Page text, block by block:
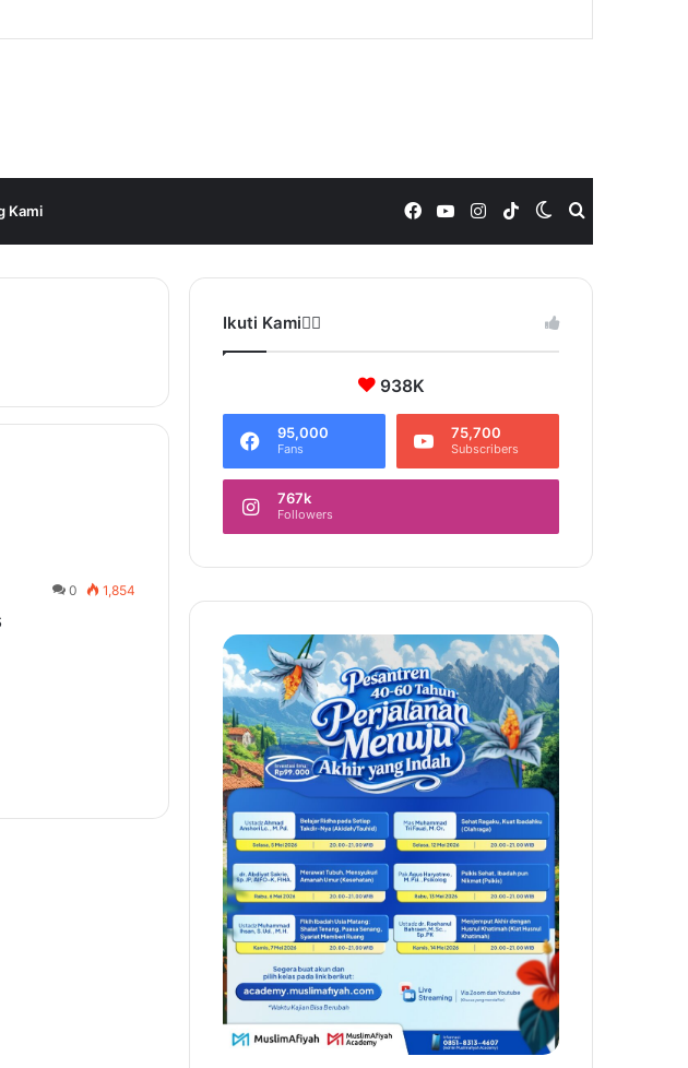
Kami Switch
skin
TikTok
Instagram
YouTube
Facebook
0 1,854
Ikuti Kami❤️‍🔥
938K
95,000
Fans
75,700
Subscribers
767k
Followers